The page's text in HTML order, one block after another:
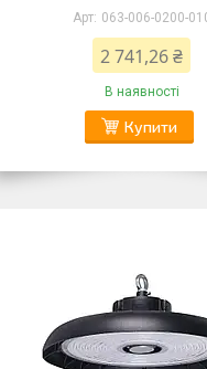
063-006-0200-
2 741,26 ₴
В наявності
Купити